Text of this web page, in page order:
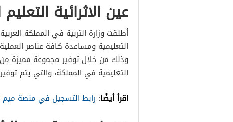
عين الاثرائية
أطلقت وزارة التربية في المملكة
التعليمية ومساعدة كافة عناصر
وذلك من خلال توفير مجموعة مميزة من
التعليمية في المملكة، والتي يتم
اقرأ أيضًا: رابط التسجيل في منصة ميم